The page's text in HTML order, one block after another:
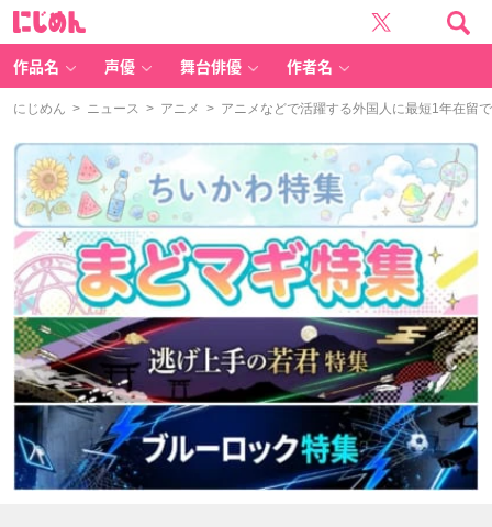
作品名 声優 舞台俳優 作者名
にじめん > ニュース > アニメ > アニメなどで活躍する外国人に最短1年在留